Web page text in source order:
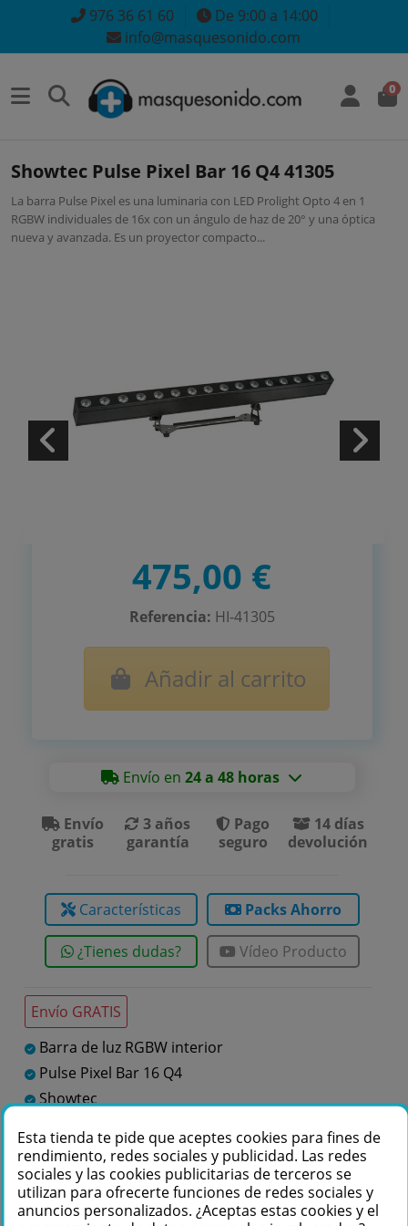
976 36 61 60
De 9:00 a 14:00
info@masquesonido.com
0
Showtec Pulse Pixel Bar 16 Q4 41305
La barra Pulse Pixel es una luminaria con LED Prolight Opto 4 en 1
RGBW individuales de 16x con un ángulo de haz de 20° y una óptica
nueva y avanzada. Es un proyector compacto...
Envío GRATIS
Barra de luz RGBW interior
Pulse Pixel Bar 16 Q4
Showtec
Te podemos ayudar
+34 976 36 61 60
475,00 €
Referencia: HI-41305
Añadir al carrito
Envío en24 a 48 horas
Envío
gratis
3 años
garantía
Pago
seguro
14 días
devolución
Características Packs Ahorro
¿Tienes dudas? Vídeo Producto
Esta tienda te pide que aceptes cookies para fines de
rendimiento, redes sociales y publicidad. Las redes
sociales y las cookies publicitarias de terceros se
utilizan para ofrecerte funciones de redes sociales y
anuncios personalizados. ¿Aceptas estas cookies y el